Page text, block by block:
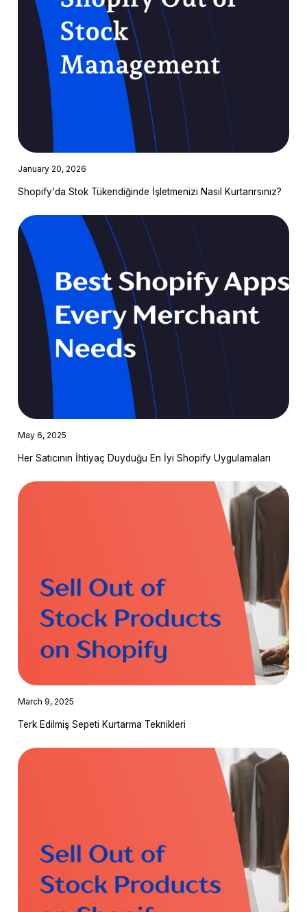
January 20, 2026
Shopify'da Stok Tükendiğinde İşletmenizi Nasıl Kurtarırsınız?
May 6, 2025
Her Satıcının İhtiyaç Duyduğu En İyi Shopify Uygulamaları
March 9, 2025
Terk Edilmiş Sepeti Kurtarma Teknikleri